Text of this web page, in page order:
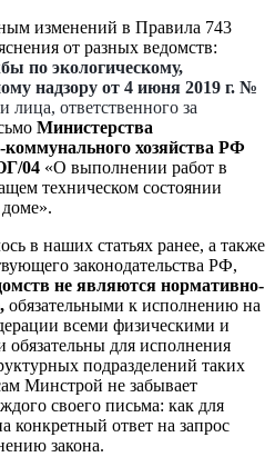
изменений в Правила 743
от разных ведомств:
по экологическому,
надзору от 4 июня 2019 г. №
лица, ответственного за
Министерства
хозяйства РФ
04 «О выполнении работ в
техническом состоянии
в наших статьях ранее, а также
законодательства РФ,
не являются нормативно-
обязательными к исполнению на
всеми физическими и
для исполнения
подразделений таких
Минстрой не забывает
своего письма: как для
конкретный ответ на запрос
закона.